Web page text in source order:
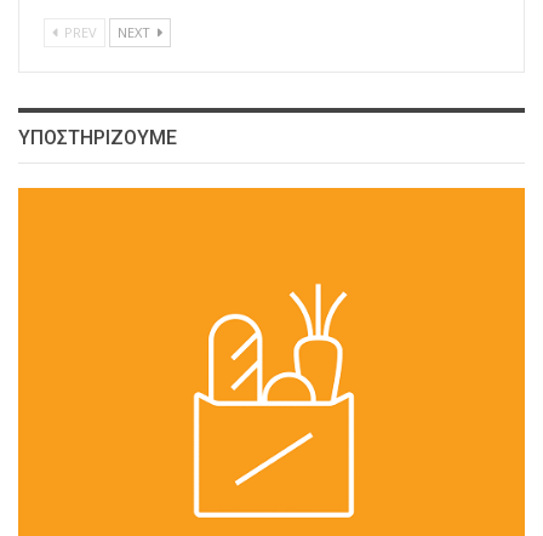
PREV NEXT
ΥΠΟΣΤΗΡΙΖΟΥΜΕ